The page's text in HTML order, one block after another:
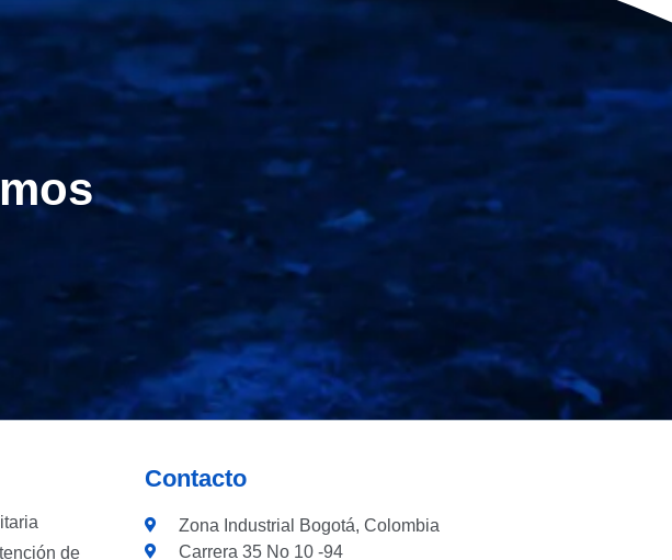
Ambiental
Ambiental
plastificado, reflectivo y fácil de transportar.
gal hasta 20.000 ga
de
Contacto
Zona Industrial Bogotá, Colombia
Carrera 35 No 10 -94